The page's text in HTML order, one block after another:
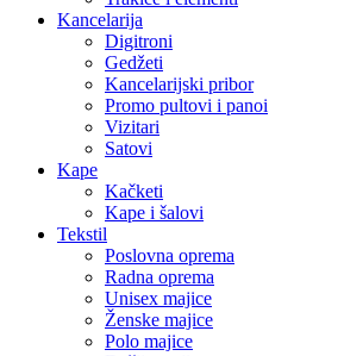
Kancelarija
Digitroni
Gedžeti
Kancelarijski pribor
Promo pultovi i panoi
Vizitari
Satovi
Kape
Kačketi
Kape i šalovi
Tekstil
Poslovna oprema
Radna oprema
Unisex majice
Ženske majice
Polo majice